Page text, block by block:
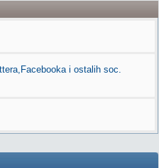
i ostalih soc.